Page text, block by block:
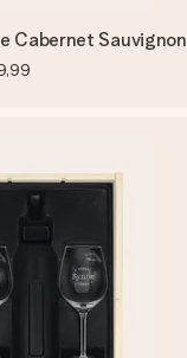
Cabernet Sauvignon